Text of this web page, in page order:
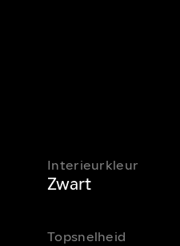
Interieurkleur
Zwart
Topsnelheid